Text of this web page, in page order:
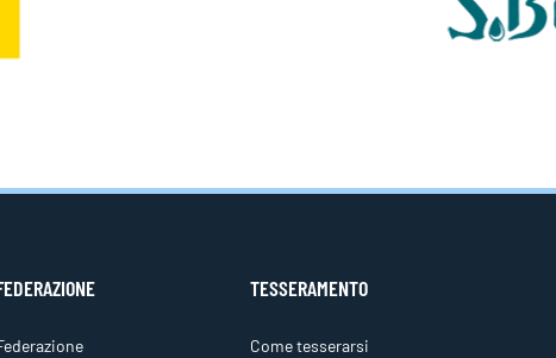
TESSERAMENTO
Come tesserarsi